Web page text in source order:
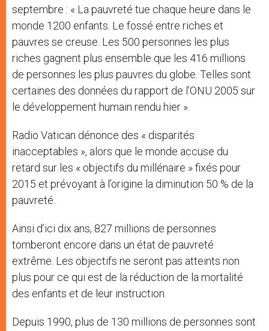
septembre : « La pauvreté tue chaque heure dans le
monde 1200 enfants. Le fossé entre riches et
pauvres se creuse. Les 500 personnes les plus
riches gagnent plus ensemble que les 416 millions
de personnes les plus pauvres du globe. Telles sont
certaines des données du rapport de l’ONU 2005 sur
le développement humain rendu hier ».
Radio Vatican dénonce des « disparités
inacceptables », alors que le monde accuse du
retard sur les « objectifs du millénaire » fixés pour
2015 et prévoyant à l’origine la diminution 50 % de la
pauvreté.
Ainsi d’ici dix ans, 827 millions de personnes
tomberont encore dans un état de pauvreté
extrême. Les objectifs ne seront pas atteints non
plus pour ce qui est de la réduction de la mortalité
des enfants et de leur instruction.
Depuis 1990, plus de 130 millions de personnes sont